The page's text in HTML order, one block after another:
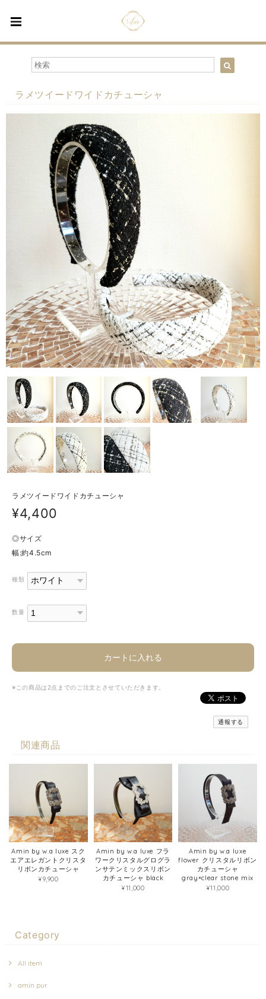
ラメツイードワイドカチューシャ
ラメツイードワイドカチューシャ
¥4,400
◎サイズ
幅:約4.5cm
種類
数量
カートに入れる
※この商品は2点までのご注文とさせていただきます。
通報する
関連商品
Amin by w.a luxe スク
エアエレガントクリスタ
リボンカチューシャ
¥9,900
Amin by w.a luxe フラ
ワークリスタルグログラ
ンサテンミックスリボン
カチューシャ black
¥11,000
Amin by w.a luxe
flower クリスタルリボン
カチューシャ
gray×clear stone mix
¥11,000
Category
All item
amin pur